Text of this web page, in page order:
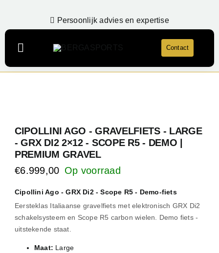
inhoud
Navigatie
Toggelen
Onderhoud & Reparatie
Account
Contact
Persoonlijk advies en expertise
CIPOLLINI AGO - GRAVELFIETS - LARGE
- GRX DI2 2×12 - SCOPE R5 - DEMO |
PREMIUM GRAVEL
€6.999,00
Cipollini Ago - GRX Di2 - Scope R5 - Demo-fiets
Eersteklas Italiaanse gravelfiets met elektronisch GRX Di2
schakelsysteem en Scope R5 carbon wielen. Demo fiets -
uitstekende staat.
Maat: Large